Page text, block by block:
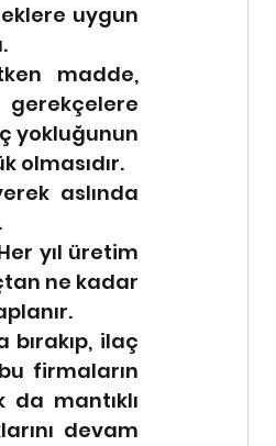
uygun
madde,
yokluğunun
olmasıdır.
aslında
yıl üretim
ne kadar
ilaç
firmaların
mantıklı
devam